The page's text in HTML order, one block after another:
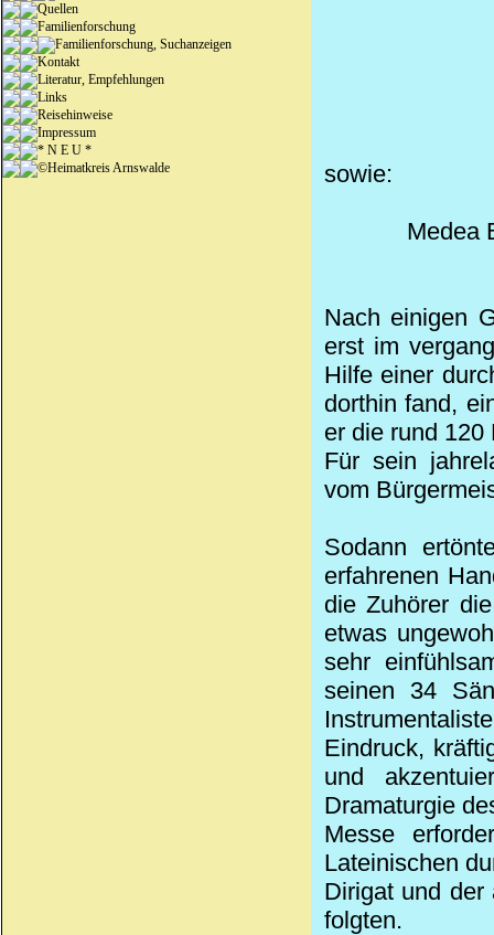
Quellen
Familienforschung
Familienforschung, Suchanzeigen
Kontakt
Literatur, Empfehlungen
Links
Reisehinweise
Impressum
* N E U *
©Heimatkreis Arnswalde
sowie:
Medea
Nach einigen
erst im
Hilfe einer
dorthin fand,
er die rund 120
Für sein
vom
Sodann
erfahrenen
die Zuhörer
etwas
sehr
seinen 34
Eindruck,
und
Dramaturgie
Messe
Lateinischen
Dirigat und der
folgten.